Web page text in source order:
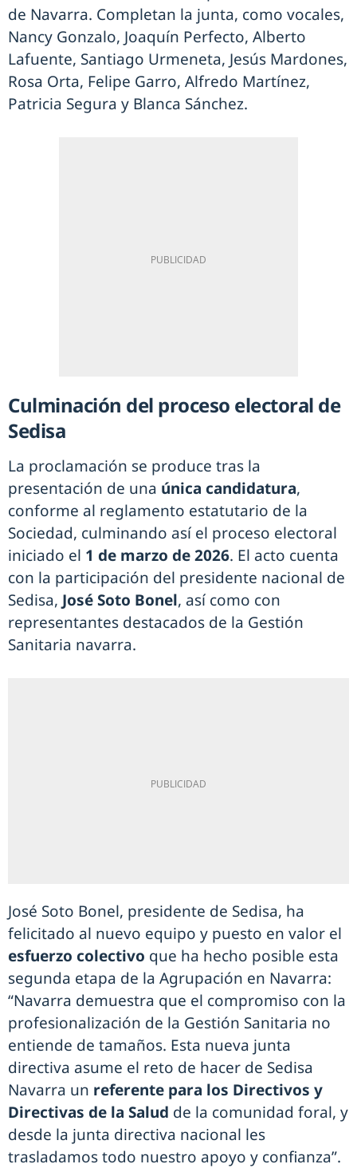
de Navarra. Completan la junta, como vocales,
Nancy Gonzalo, Joaquín Perfecto, Alberto
Lafuente, Santiago Urmeneta, Jesús Mardones,
Rosa Orta, Felipe Garro, Alfredo Martínez,
Patricia Segura y Blanca Sánchez.
Culminación del proceso electoral de
Sedisa
La proclamación se produce tras la
presentación de una única candidatura,
conforme al reglamento estatutario de la
Sociedad, culminando así el proceso electoral
iniciado el 1 de marzo de 2026. El acto cuenta
con la participación del presidente nacional de
Sedisa, José Soto Bonel, así como con
representantes destacados de la Gestión
Sanitaria navarra.
José Soto Bonel, presidente de Sedisa, ha
felicitado al nuevo equipo y puesto en valor el
esfuerzo colectivo que ha hecho posible esta
segunda etapa de la Agrupación en Navarra:
“Navarra demuestra que el compromiso con la
profesionalización de la Gestión Sanitaria no
entiende de tamaños. Esta nueva junta
directiva asume el reto de hacer de Sedisa
Navarra un referente para los Directivos y
Directivas de la Salud de la comunidad foral, y
desde la junta directiva nacional les
trasladamos todo nuestro apoyo y confianza”.